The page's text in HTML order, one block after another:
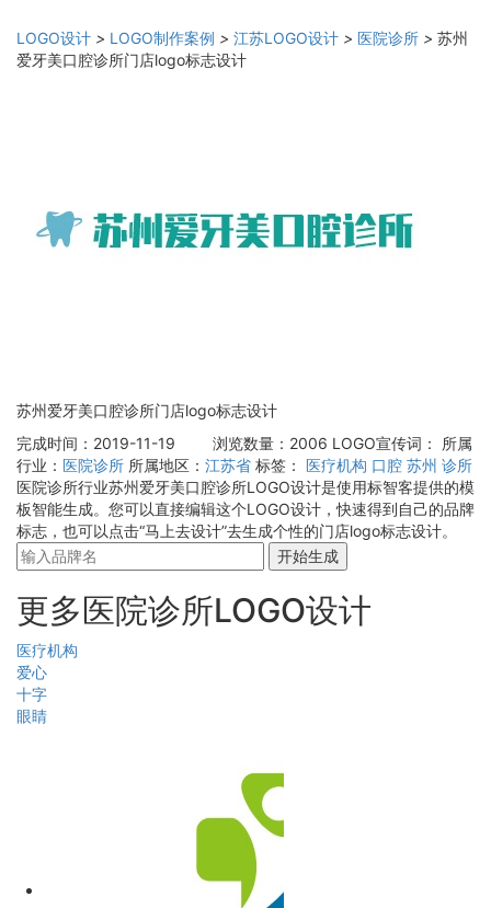
LOGO设计 > LOGO制作案例 > 江苏LOGO设计 > 医院诊所 > 苏州
爱牙美口腔诊所门店logo标志设计
苏州爱牙美口腔诊所门店logo标志设计
完成时间：2019-11-19
浏览数量：2006 LOGO宣传词：
所属
行业： 医院诊所 所属地区： 江苏省 标签： 医疗机构 口腔 苏州 诊所
医院诊所行业苏州爱牙美口腔诊所LOGO设计是使用标智客提供的模
板智能生成。您可以直接编辑这个LOGO设计，快速得到自己的品牌
标志，也可以点击“马上去设计”去生成个性的门店logo标志设计。
开始生成
更多医院诊所LOGO设计
医疗机构
爱心
十字
眼睛